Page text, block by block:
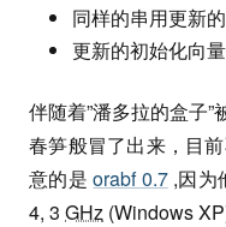
同样的串用更新
更新的初始化向
伴随着”潘多拉的盒子
春笋般冒了出来，目
意的是orabf 0.7,因为
4, 3 GHz (Windows